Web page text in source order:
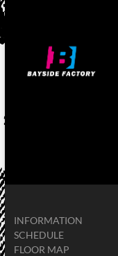
INFORMATION
SCHEDULE
FLOOR MAP